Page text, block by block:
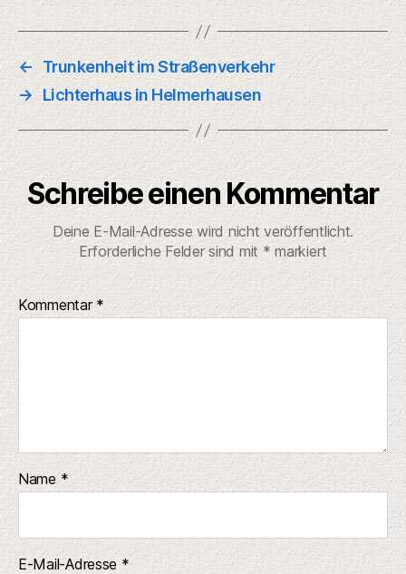
←
Trunkenheit im Straßenverkehr
→
Lichterhaus in Helmerhausen
Schreibe einen Kommentar
Deine E-Mail-Adresse wird nicht veröffentlicht.
Erforderliche Felder sind mit * markiert
Kommentar *
Name*
E-Mail-Adresse *